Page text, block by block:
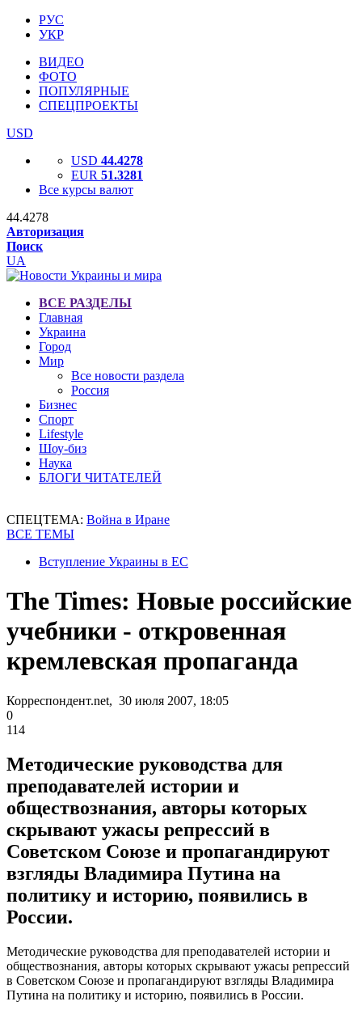
РУС
УКР
ВИДЕО
ФОТО
ПОПУЛЯРНЫЕ
СПЕЦПРОЕКТЫ
USD
USD 44.4278
EUR 51.3281
Все курсы валют
44.4278
Авторизация
Поиск
UA
ВСЕ РАЗДЕЛЫ
Главная
Украина
Город
Мир
Все новости раздела
Россия
Бизнес
Спорт
Lifestyle
Шоу-биз
Наука
БЛОГИ ЧИТАТЕЛЕЙ
СПЕЦТЕМА: Война в Иране
ВСЕ ТЕМЫ
Вступление Украины в ЕС
The Times: Новые российские
учебники - откровенная
кремлевская пропаганда
Корреспондент.net, 30 июля 2007, 18:05
0
114
Методические руководства для
преподавателей истории и
обществознания, авторы которых
скрывают ужасы репрессий в
Советском Союзе и пропагандируют
взгляды Владимира Путина на
политику и историю, появились в
России.
Методические руководства для преподавателей истории и
обществознания, авторы которых скрывают ужасы репрессий
в Советском Союзе и пропагандируют взгляды Владимира
Путина на политику и историю, появились в России.